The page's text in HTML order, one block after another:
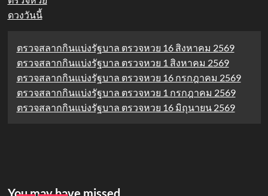
ดวงวันนี้
ตรวจสลากกินแบ่งรัฐบาล ตรวจหวย 16 สิงหาคม 2569
ตรวจสลากกินแบ่งรัฐบาล ตรวจหวย 1 สิงหาคม 2569
ตรวจสลากกินแบ่งรัฐบาล ตรวจหวย 16 กรกฎาคม 2569
ตรวจสลากกินแบ่งรัฐบาล ตรวจหวย 1 กรกฎาคม 2569
ตรวจสลากกินแบ่งรัฐบาล ตรวจหวย 16 มิถุนายน 2569
You may have missed